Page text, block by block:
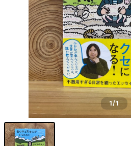
1/1